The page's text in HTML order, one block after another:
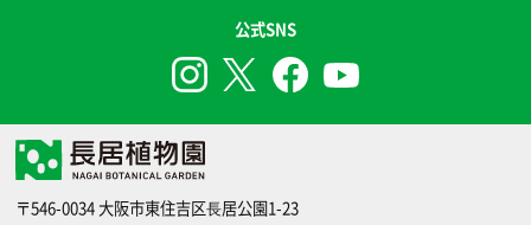
公式SNS
〒546-0034 大阪市東住吉区⻑居公園1-23